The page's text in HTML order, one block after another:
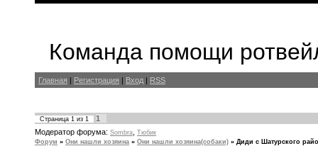
Команда помощи
Главная | Регистрация | Вход | RSS
Страница 1 из 1
1
Модератор форума: Sombra Тюбик
Форум » Они нашли хозяина » Они нашли хозяина(собаки) » Диди с Шатурского